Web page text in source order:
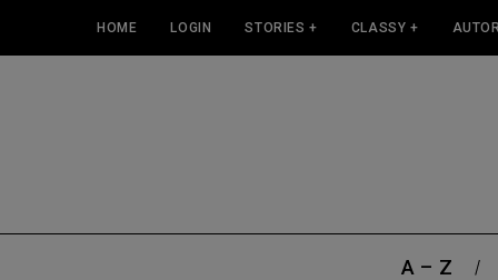
HOME LOGIN STORIES + CLASSY +
A – Z